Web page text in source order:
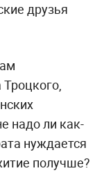
друзья
надо ли как-
нуждается
получше?